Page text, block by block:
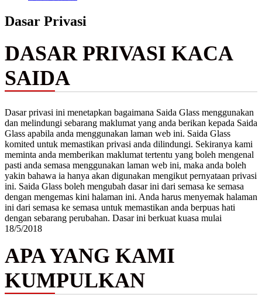
Dasar Privasi
DASAR PRIVASI KACA
SAIDA
Dasar privasi ini menetapkan bagaimana Saida Glass menggunakan
dan melindungi sebarang maklumat yang anda berikan kepada Saida
Glass apabila anda menggunakan laman web ini. Saida Glass
komited untuk memastikan privasi anda dilindungi. Sekiranya kami
meminta anda memberikan maklumat tertentu yang boleh mengenal
pasti anda semasa menggunakan laman web ini, maka anda boleh
yakin bahawa ia hanya akan digunakan mengikut pernyataan privasi
ini. Saida Glass boleh mengubah dasar ini dari semasa ke semasa
dengan mengemas kini halaman ini. Anda harus menyemak halaman
ini dari semasa ke semasa untuk memastikan anda berpuas hati
dengan sebarang perubahan. Dasar ini berkuat kuasa mulai
18/5/2018
APA YANG KAMI
KUMPULKAN